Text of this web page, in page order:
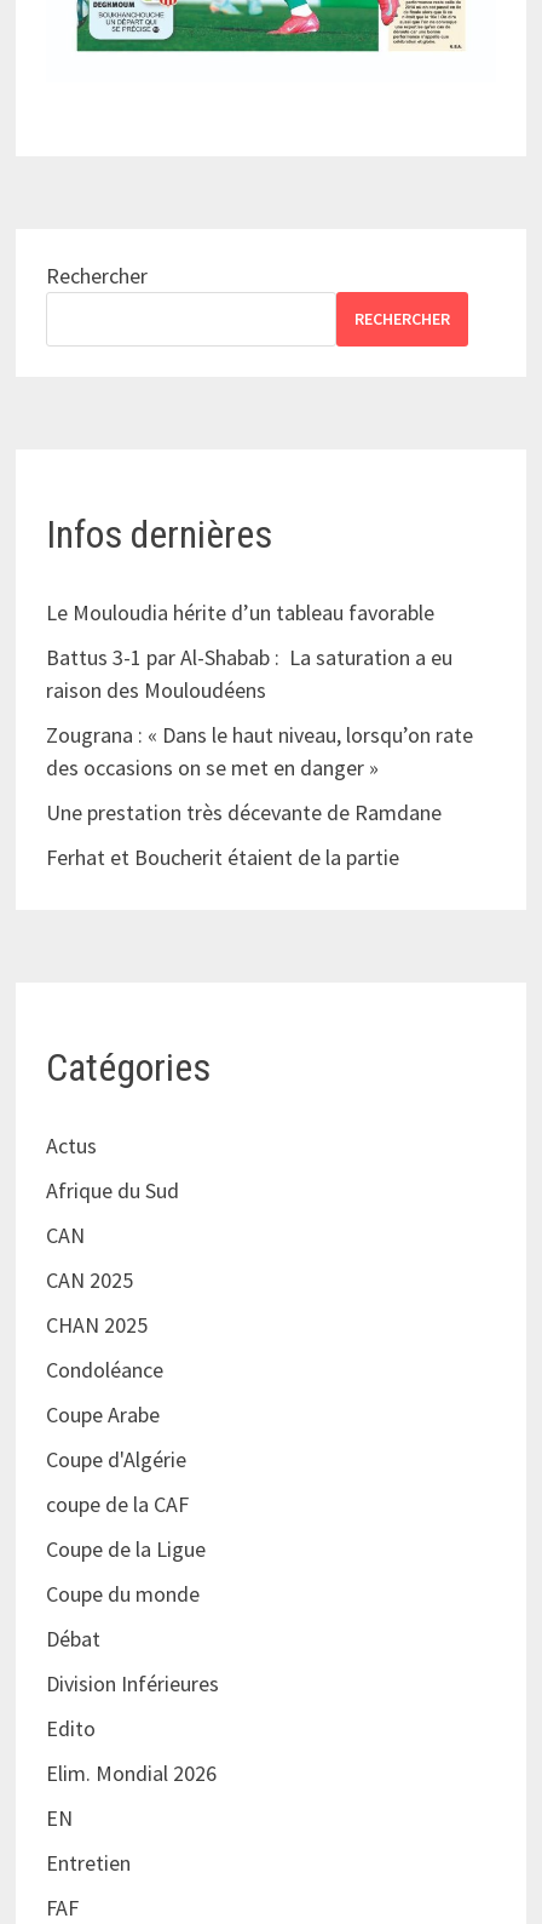
Rechercher
RECHERCHER
Infos dernières
Le Mouloudia hérite d’un tableau favorable
Battus 3-1 par Al-Shabab : La saturation a eu
raison des Mouloudéens
Zougrana : « Dans le haut niveau, lorsqu’on rate
des occasions on se met en danger »
Une prestation très décevante de Ramdane
Ferhat et Boucherit étaient de la partie
Catégories
Actus
Afrique du Sud
CAN
CAN 2025
CHAN 2025
Condoléance
Coupe Arabe
Coupe d'Algérie
coupe de la CAF
Coupe de la Ligue
Coupe du monde
Débat
Division Inférieures
Edito
Elim. Mondial 2026
EN
Entretien
FAF